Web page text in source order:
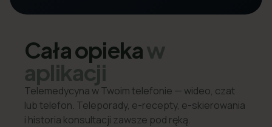
Cała opiekaw
aplikacji
Telemedycyna w Twoim telefonie — wideo, czat
lub telefon. Teleporady, e-recepty, e-skierowania
i historia konsultacji zawsze pod ręką.